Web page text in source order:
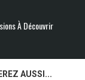
AUSSI...
À Découvrir
Adapté